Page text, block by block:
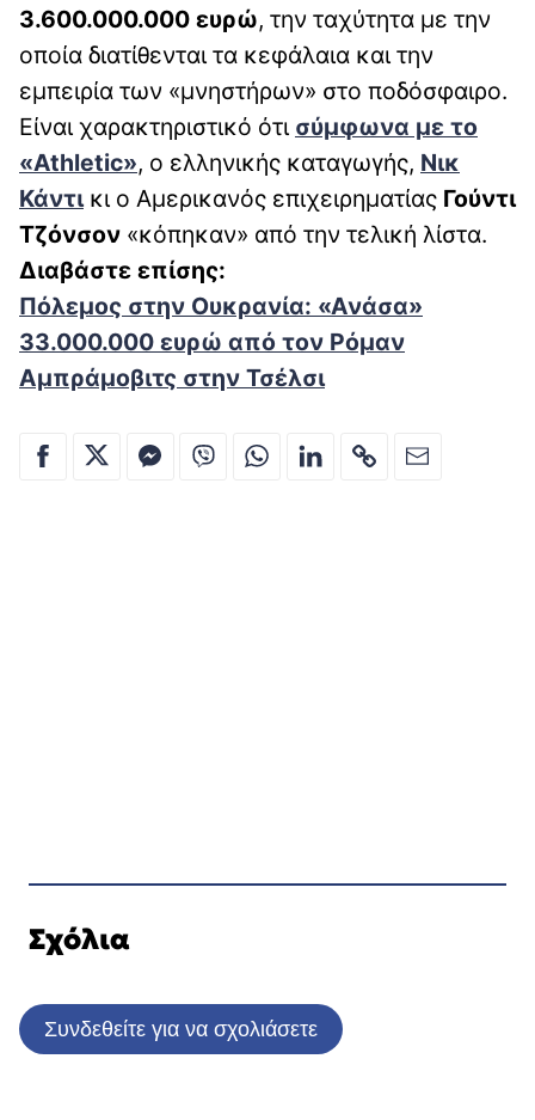
3.600.000.000 ευρώ, την ταχύτητα με την
οποία διατίθενται τα κεφάλαια και την
εμπειρία των «μνηστήρων» στο ποδόσφαιρο.
Είναι χαρακτηριστικό ότι σύμφωνα με το
«Athletic», ο ελληνικής καταγωγής, Νικ
Κάντικι ο Αμερικανός επιχειρηματίας Γούντι
Τζόνσον «κόπηκαν» από την τελική λίστα.
Διαβάστε επίσης:
Πόλεμος στην Ουκρανία: «Ανάσα»
33.000.000 ευρώ από τον Ρόμαν
Αμπράμοβιτς στην Τσέλσι
Σχόλια
Συνδεθείτε για να σχολιάσετε